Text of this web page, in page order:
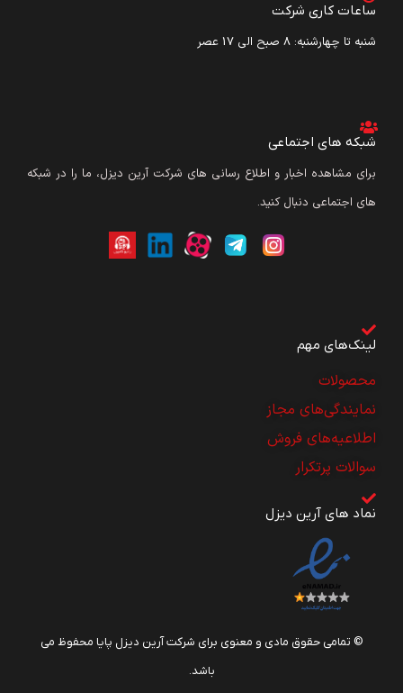
ساعات کاری شرکت
شنبه تا چهارشنبه: ۸ صبح الی 17 عصر
شبکه های اجتماعی
برای مشاهده اخبار و اطلاع رسانی های شرکت آرین دیزل، ما را در شبکه
های اجتماعی دنبال کنید.
لینک‌های مهم
محصولات
نمایندگی‌های مجاز
اطلاعیه‌های فروش
سوالات پرتکرار
نماد های آرین دیزل
© تمامی حقوق مادی و معنوی برای شرکت آرین دیزل پایا محفوظ می
باشد.